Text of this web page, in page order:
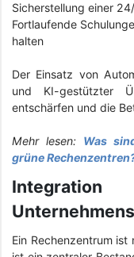
Sicherstellung einer
Fortlaufende
halten
Der Einsatz von
und KI-gestützter
entschärfen und die
Mehr lesen: Was
grüne
Ein Rechenzentrum